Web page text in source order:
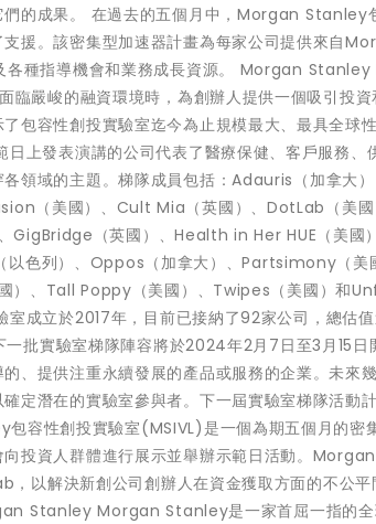
們的成果。 在過去的五個月中，Morgan Stanley
支援。該密集型加速器計畫為每家公司提供來自
各種指導機會和業務成長資源。 Morgan
臨嚴峻的融資環境時，為創辦人提供一個吸引投
包容性創投實驗室迄今為止規模最大、最具全球
日上發表演講的公司代表了醫療保健、客戶服務
各領域的主題。梯隊成員包括：Adauris（加拿
（美國）、Cult Mia（英國）、DotLab（美
、GigBridge（英國）、Health in Her HUE（美
色列）、Oppos（加拿大）、Partsimony（
）、Tall Poppy（美國）、Twipes（美國）和
室成立於2017年，目前已接納了92家公司，總估
一批實驗室梯隊陣容將於2024年2月7日至3月15
、提供注重永續發展的產品或服務的企業。未
確定潛在的實驗室參與者。下一屆實驗室梯隊活
容性創投實驗室(MSIVL)是一個為期五個月的密
投資人群體進行展示並舉辦示範日活動。
解決新創公司創辦人在資金獲取方面的不公平
Stanley Morgan Stanley是一家首屈一指的全